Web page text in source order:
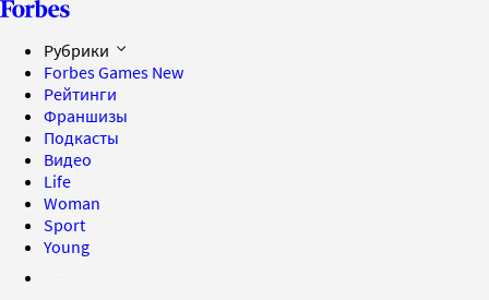
Рубрики
Forbes Games New
Рейтинги
Франшизы
Подкасты
Видео
Life
Woman
Sport
Young